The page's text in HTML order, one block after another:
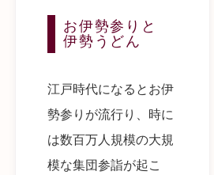
お伊勢参りと
伊勢うどん
江戸時代になるとお伊
勢参りが流行り、時に
は数百万人規模の大規
模な集団参詣が起こ